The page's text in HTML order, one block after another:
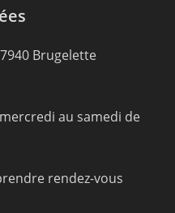
Brugelette
au samedi de
rendez-vous